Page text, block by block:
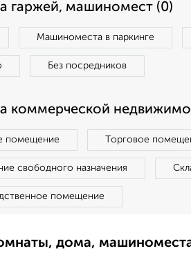
гаржей, машиномест (0)
Машиноместа в паркинге
Без посредников
коммерческой
помещение Торговое
свободного назначения
помещение
дома,